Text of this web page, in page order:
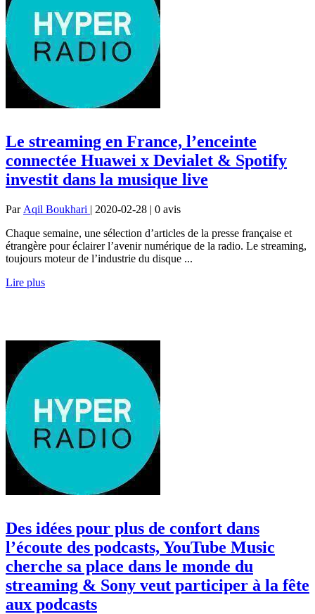
Le streaming en France, l’enceinte
connectée Huawei x Devialet & Spotify
investit dans la musique live
Par Aqil Boukhari | 2020-02-28 | 0 avis
Chaque semaine, une sélection d’articles de la presse française et
étrangère pour éclairer l’avenir numérique de la radio. Le streaming,
toujours moteur de l’industrie du disque ...
Lire plus
Des idées pour plus de confort dans
l’écoute des podcasts, YouTube Music
cherche sa place dans le monde du
streaming & Sony veut participer à la fête
aux podcasts